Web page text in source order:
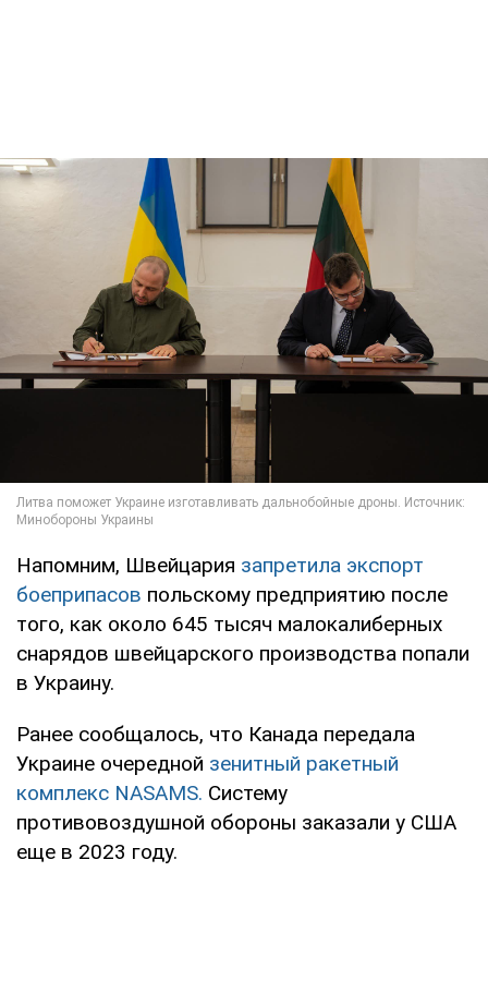
Напомним, Швейцария запретила экспорт
боеприпасов польскому предприятию после
того, как около 645 тысяч малокалиберных
снарядов швейцарского производства попали
в Украину.
Ранее сообщалось, что Канада передала
Украине очередной зенитный ракетный
комплекс NASAMS. Систему
противовоздушной обороны заказали у США
еще в 2023 году.